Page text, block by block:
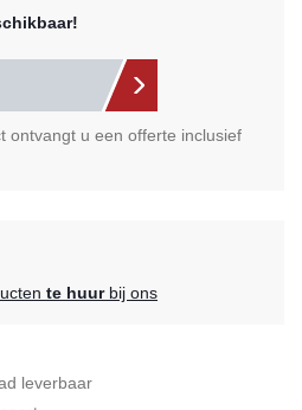
ontvangt u een offerte inclusief
te huurbij ons
leverbaar